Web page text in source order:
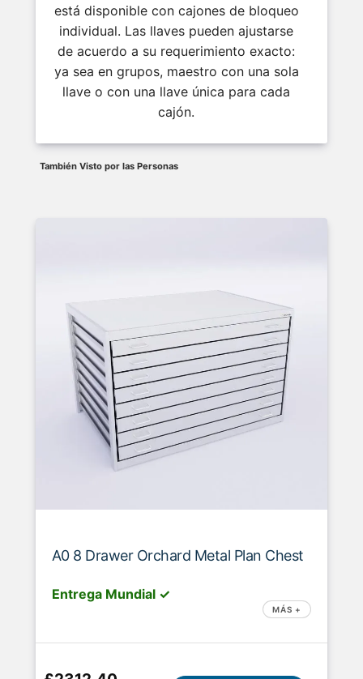
está disponible con cajones de bloqueo
individual. Las llaves pueden ajustarse
de acuerdo a su requerimiento exacto:
ya sea en grupos, maestro con una sola
llave o con una llave única para cada
cajón.
También Visto por las Personas
A0 8 Drawer Orchard Metal Plan Chest
Entrega Mundial ✓
MÁS +